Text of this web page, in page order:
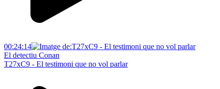
00:24:14
El detectiu Conan
T27xC9 - El testimoni que no vol parlar